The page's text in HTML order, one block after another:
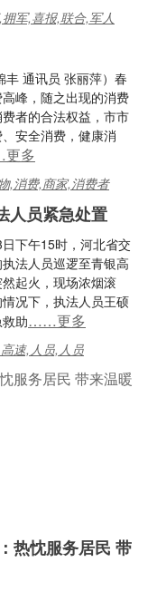
军,喜报,联合,军人
丰 通讯员 张丽萍）春
峰，随之出现的消费
者的合法权益，市市
安全消费，健康消
多
,消费,商家,消费者
人员紧急处置
下午15时，河北省交
法人员巡逻至青银高
起火，现场浓烟滚
况下，执法人员王硕
助……更多
速,人员,人员
热忱服务居民 带